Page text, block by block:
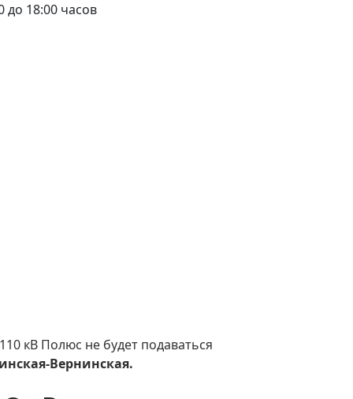
до 18:00 часов
кВ Полюс не будет подаваться
Вернинская.